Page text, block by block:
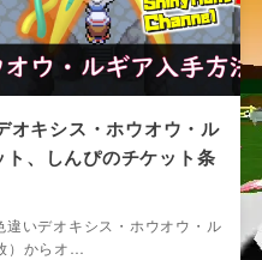
オキシス・ホウオウ・ル
、しんぴのチケット条
いデオキシス・ホウオウ・ル
）からオ…